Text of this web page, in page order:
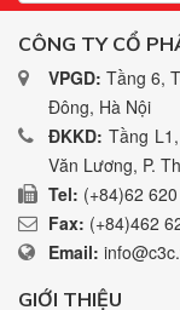
CÔNG TY CỔ
VPGD: Tầng 6,
Đông, Hà Nội
ĐKKD: Tầng
Văn Lương, P.
Tel: (+84)62
Fax: (+84)462
Email:
GIỚI THIỆU